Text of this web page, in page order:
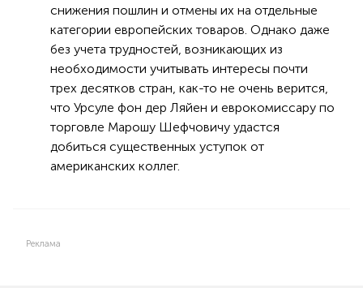
снижения пошлин и отмены их на отдельные
категории европейских товаров. Однако даже
без учета трудностей, возникающих из
необходимости учитывать интересы почти
трех десятков стран, как-то не очень верится,
что Урсуле фон дер Ляйен и еврокомиссару по
торговле Марошу Шефчовичу удастся
добиться существенных уступок от
американских коллег.
Реклама